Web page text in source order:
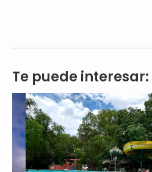
Te puede interesar: